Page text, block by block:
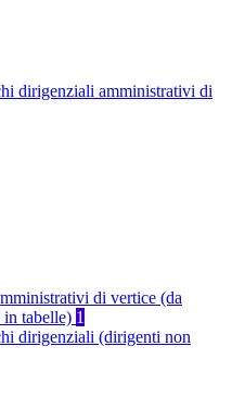
dirigenziali amministrativi di
di vertice (da
in tabelle) 1
dirigenziali (dirigenti non